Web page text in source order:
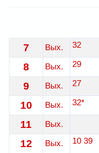
Расписание 19
7 Вых. 32
8 Вых. 29
9 Вых. 27
10 Вых. 32*
11 Вых.
12 Вых. 10 39